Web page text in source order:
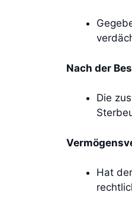
Nach der
Die
Hat